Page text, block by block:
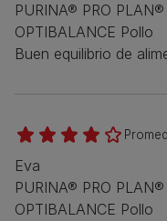
PURINA® PRO
OPTIBALANCE Pollo
Buen equilibrio de
Eva
PURINA® PRO
OPTIBALANCE Pollo